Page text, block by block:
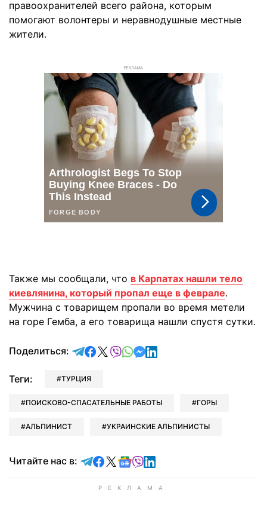
правоохранителей всего района, которым
помогают волонтеры и неравнодушные местные
жители.
РЕКЛАМА
Также мы сообщали, что в Карпатах нашли тело
киевлянина, который пропал еще в феврале.
Мужчина с товарищем пропали во время метели
на горе Гемба, а его товарища нашли спустя сутки.
Поделиться: отправить в Telegram
поделиться в Facebook
поделиться в X
отправить в Viber
отправить в Whatsapp
отправить в Messenger
отправить в LinkedIn
Теги: ТУРЦИЯ
ПОИСКОВО-СПАСАТЕЛЬНЫЕ РАБОТЫ ГОРЫ
АЛЬПИНИСТ УКРАИНСКИЕ АЛЬПИНИСТЫ
Читайте нас в: Читайте в Telegram
Читайте в Facebook
Читайте в X
Читайте в Google news
Читайте в Viber
Читайте в LinkedIn